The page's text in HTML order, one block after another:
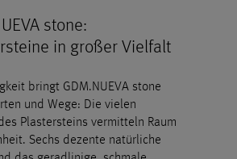
stone:
in großer Vielfalt
bringt GDM.NUEVA stone
und Wege: Die vielen
Plastersteins vermitteln Raum
Sechs dezente natürliche